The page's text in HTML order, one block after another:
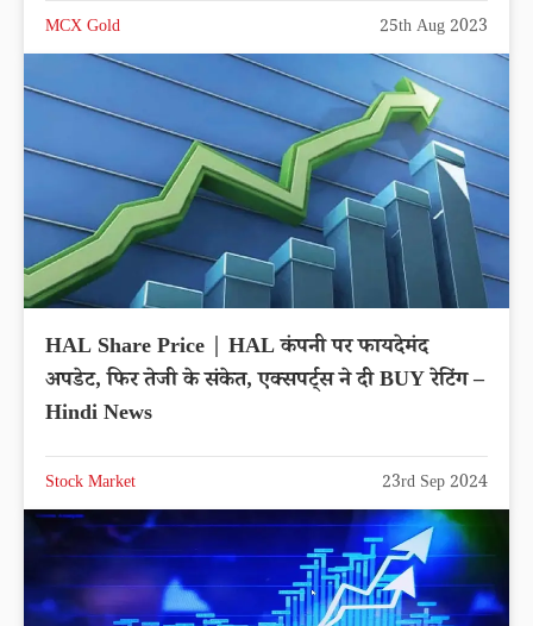
MCX Gold 25th Aug 2023
HAL Share Price | HAL कंपनी पर फायदेमंद
अपडेट, फिर तेजी के संकेत, एक्सपर्ट्स ने दी BUY रेटिंग –
Hindi News
Stock Market 23rd Sep 2024